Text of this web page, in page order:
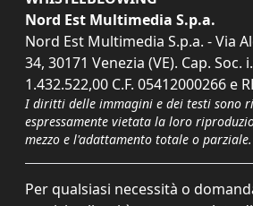
Nord Est Multimedia S.p.a.
Nord Est Multimedia S.p.a. - Via
34, 30171 Venezia (VE). Cap. Soc.
1.432.522,00 C.F. 05412000266 e
I diritti delle immagini e dei testi sono
espressamente vietata la loro
mezzo e l'adattamento totale o parziale.
Per qualsiasi necessità o